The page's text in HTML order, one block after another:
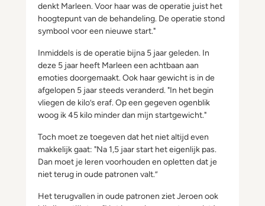
denkt Marleen. Voor haar was de operatie juist het
hoogtepunt van de behandeling. De operatie stond
symbool voor een nieuwe start."
Inmiddels is de operatie bijna 5 jaar geleden. In
deze 5 jaar heeft Marleen een achtbaan aan
emoties doorgemaakt. Ook haar gewicht is in de
afgelopen 5 jaar steeds veranderd. "In het begin
vliegen de kilo’s eraf. Op een gegeven ogenblik
woog ik 45 kilo minder dan mijn startgewicht."
Toch moet ze toegeven dat het niet altijd even
makkelijk gaat: "Na 1,5 jaar start het eigenlijk pas.
Dan moet je leren voorhouden en opletten dat je
niet terug in oude patronen valt.”
Het terugvallen in oude patronen ziet Jeroen ook